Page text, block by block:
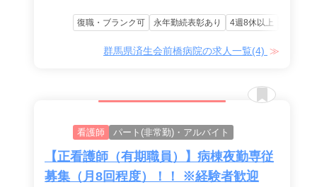
「済生会前橋病
院」下車
復職・ブランク可 永年勤続表彰あり 4週8休以上
群馬県済生会前橋病院の求人一覧(4)
看護師 パート(非常勤)・アルバイト
【正看護師（有期職員）】病棟夜勤専従
募集（月8回程度）！！ ※経験者歓迎